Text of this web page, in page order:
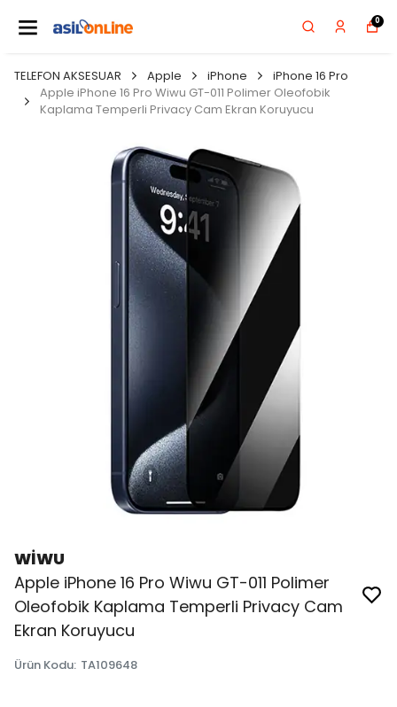
0
TELEFON AKSESUAR Apple iPhone
iPhone 16 Pro
Apple iPhone 16 Pro Wiwu GT-011 Polimer Oleofobik
Kaplama Temperli Privacy Cam Ekran Koruyucu
WİWU
Apple iPhone 16 Pro Wiwu GT-011 Polimer
Oleofobik Kaplama Temperli Privacy Cam
Ekran Koruyucu
Ürün Kodu: TA109648